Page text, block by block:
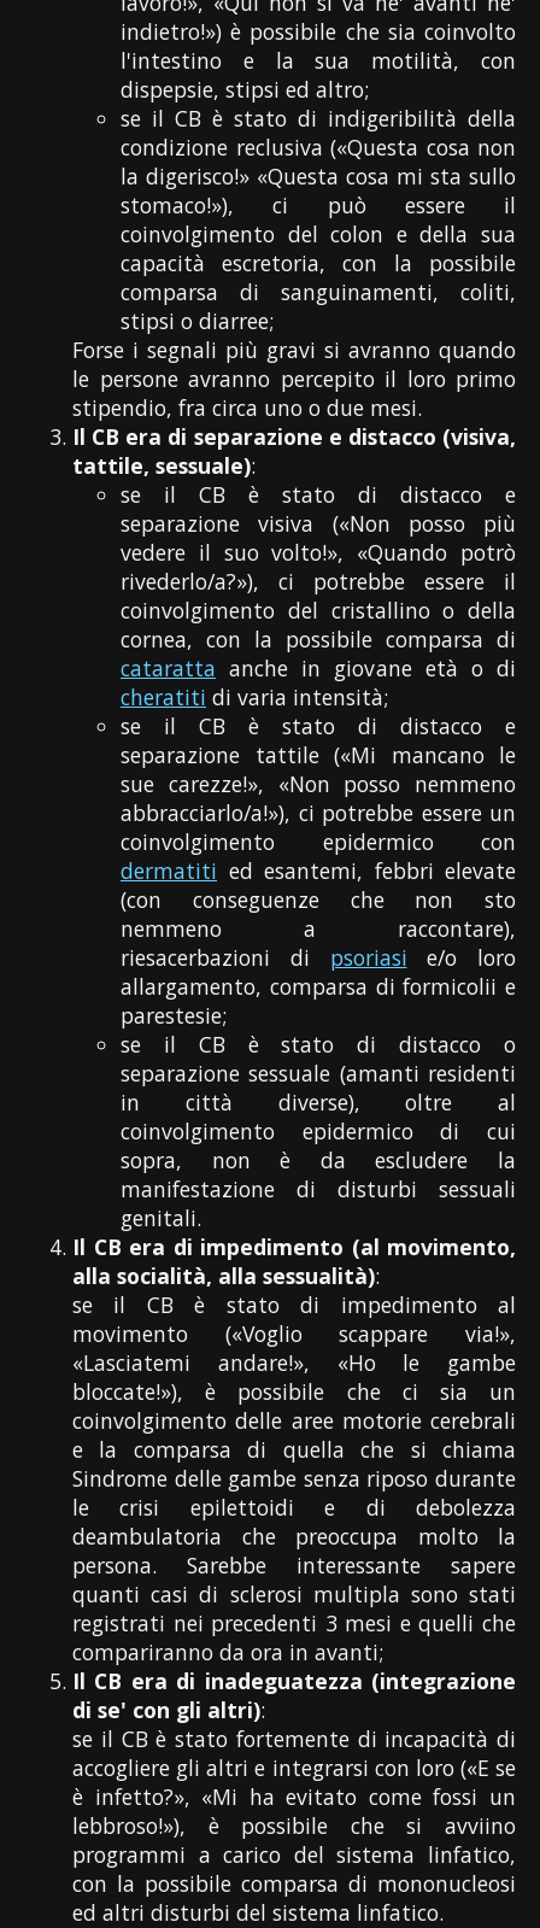
indietro!») è possibile che sia coinvolto
l'intestino e la sua motilità, con
dispepsie, stipsi ed altro;
se il CB è stato di indigeribilità della
condizione reclusiva («Questa cosa non
la digerisco!» «Questa cosa mi sta sullo
stomaco!»), ci può essere il
coinvolgimento del colon e della sua
capacità escretoria, con la possibile
comparsa di sanguinamenti, coliti,
stipsi o diarree;
Forse i segnali più gravi si avranno quando
le persone avranno percepito il loro primo
stipendio, fra circa uno o due mesi.
Il CB era di separazione e distacco (visiva,
tattile, sessuale):
se il CB è stato di distacco e
separazione visiva («Non posso più
vedere il suo volto!», «Quando potrò
rivederlo/a?»), ci potrebbe essere il
coinvolgimento del cristallino o della
cornea, con la possibile comparsa di
cataratta anche in giovane età o di
cheratiti di varia intensità;
se il CB è stato di distacco e
separazione tattile («Mi mancano le
sue carezze!», «Non posso nemmeno
abbracciarlo/a!»), ci potrebbe essere un
coinvolgimento epidermico con
dermatiti ed esantemi, febbri elevate
(con conseguenze che non sto
nemmeno a raccontare),
riesacerbazioni di psoriasi e/o loro
allargamento, comparsa di formicolii e
parestesie;
se il CB è stato di distacco o
separazione sessuale (amanti residenti
in città diverse), oltre al
coinvolgimento epidermico di cui
sopra, non è da escludere la
manifestazione di disturbi sessuali
genitali.
Il CB era di impedimento (al movimento,
alla socialità, alla sessualità):
se il CB è stato di impedimento al
movimento («Voglio scappare via!»,
«Lasciatemi andare!», «Ho le gambe
bloccate!»), è possibile che ci sia un
coinvolgimento delle aree motorie cerebrali
e la comparsa di quella che si chiama
Sindrome delle gambe senza riposo durante
le crisi epilettoidi e di debolezza
deambulatoria che preoccupa molto la
persona. Sarebbe interessante sapere
quanti casi di sclerosi multipla sono stati
registrati nei precedenti 3 mesi e quelli che
compariranno da ora in avanti;
Il CB era di inadeguatezza (integrazione
di se' con gli altri):
se il CB è stato fortemente di incapacità di
accogliere gli altri e integrarsi con loro («E se
è infetto?», «Mi ha evitato come fossi un
lebbroso!»), è possibile che si avviino
programmi a carico del sistema linfatico,
con la possibile comparsa di mononucleosi
ed altri disturbi del sistema linfatico.